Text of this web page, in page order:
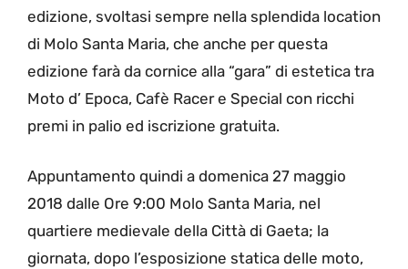
edizione, svoltasi sempre nella splendida location
di Molo Santa Maria, che anche per questa
edizione farà da cornice alla “gara” di estetica tra
Moto d’ Epoca, Cafè Racer e Special con ricchi
premi in palio ed iscrizione gratuita.
Appuntamento quindi a domenica 27 maggio
2018 dalle Ore 9:00 Molo Santa Maria, nel
quartiere medievale della Città di Gaeta; la
giornata, dopo l’esposizione statica delle moto,